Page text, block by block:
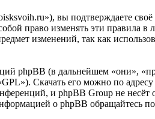
вы подтверждаете
право изменять эти правила
изменений, так как
phpBB (в дальнейшем «они»,
Скачать его можно по адресу
и phpBB Group не несёт
о phpBB обращайтесь